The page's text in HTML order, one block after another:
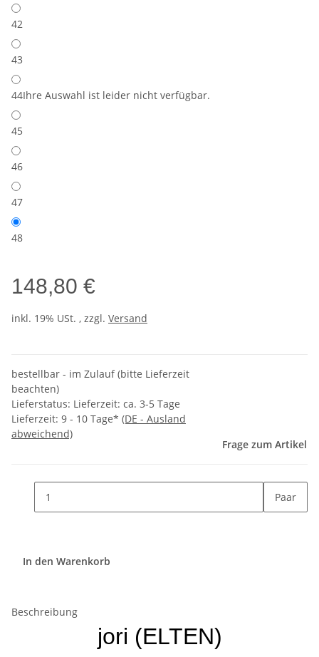
42
43
44Ihre Auswahl ist leider nicht verfügbar.
45
46
47
48
148,80 €
inkl. 19% USt. , zzgl. Versand
bestellbar - im Zulauf (bitte Lieferzeit
beachten)
Lieferstatus: Lieferzeit: ca. 3-5 Tage
Lieferzeit: 9 - 10 Tage* (DE - Ausland
abweichend)
Frage zum Artikel
Paar
In den Warenkorb
Beschreibung
jori (ELTEN)